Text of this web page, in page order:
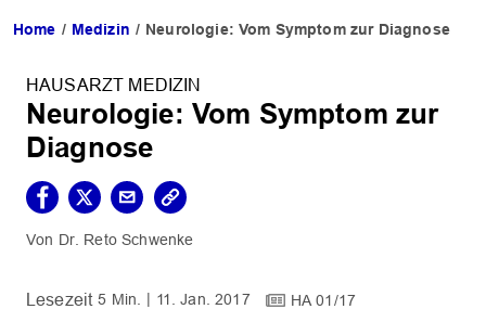
Home Medizin Neurologie: Vom Symptom zur Diagnose
HAUSARZT MEDIZIN
Neurologie: Vom Symptom zur
Diagnose
Dr. Reto Schwenke
5 Min. 11. Jan. 2017 HA 01/17